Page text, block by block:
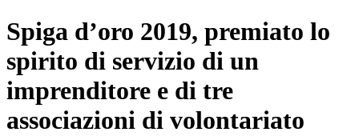
Spiga d’oro 2019, premiato lo
spirito di servizio di un
imprenditore e di tre
associazioni di volontariato